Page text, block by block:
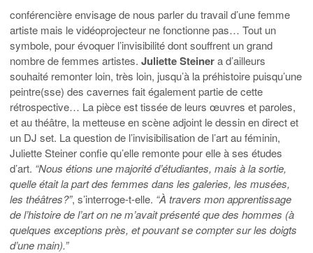
conférencière envisage de nous parler du travail d’une femme
artiste mais le vidéoprojecteur ne fonctionne pas… Tout un
symbole, pour évoquer l’invisibilité dont souffrent un grand
nombre de femmes artistes. Juliette Steinera d’ailleurs
souhaité remonter loin, très loin, jusqu’à la préhistoire puisqu’une
peintre(sse) des cavernes fait également partie de cette
rétrospective… La pièce est tissée de leurs œuvres et paroles,
et au théâtre, la metteuse en scène adjoint le dessin en direct et
un DJ set. La question de l’invisibilisation de l’art au féminin,
Juliette Steiner confie qu’elle remonte pour elle à ses études
d’art. “Nous étions une majorité d’étudiantes, mais à la sortie,
quelle était la part des femmes dans les galeries, les musées,
les théâtres?”, s’interroge-t-elle. “À travers mon apprentissage
de l’histoire de l’art on ne m’avait présenté que des hommes (à
quelques exceptions près, et pouvant se compter sur les doigts
d’une main).”